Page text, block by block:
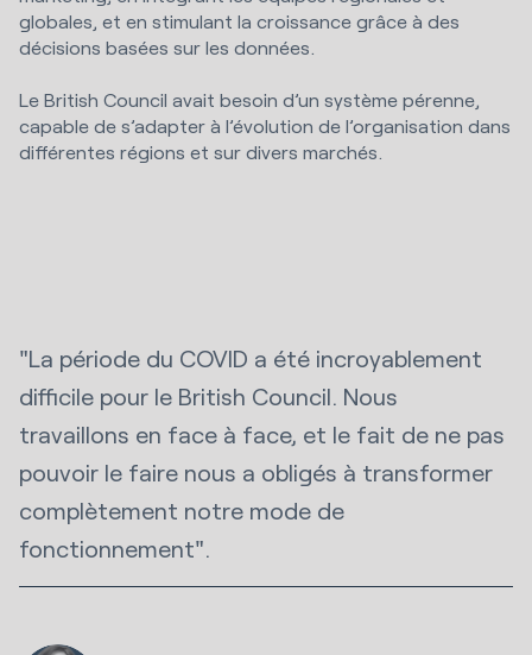
globales, et en stimulant la croissance grâce à des
décisions basées sur les données.
Le British Council avait besoin d’un système pérenne,
capable de s’adapter à l’évolution de l’organisation dans
différentes régions et sur divers marchés.
"La période du COVID a été incroyablement
difficile pour le British Council. Nous
travaillons en face à face, et le fait de ne pas
pouvoir le faire nous a obligés à transformer
complètement notre mode de
fonctionnement".